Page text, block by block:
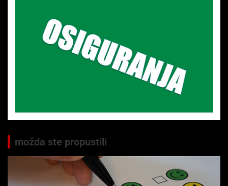
možda ste propustili